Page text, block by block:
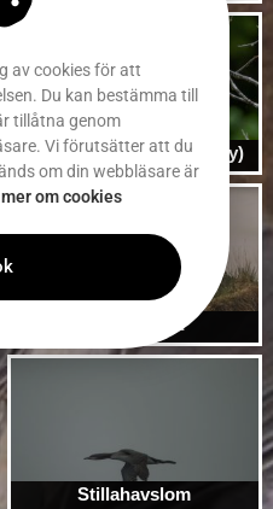
Stellerskrika (Steller’s jay)
Stenskvätta
Stillahavslom
av cookies för att
Du kan bestämma till
tillåtna genom
Vi förutsätter att du
om din webbläsare är
om cookies